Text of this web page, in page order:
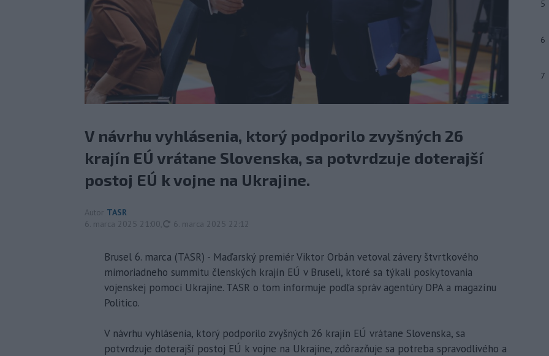
V návrhu vyhlásenia, ktorý podporilo zvyšných 26
krajín EÚ vrátane Slovenska, sa potvrdzuje doterajší
postoj EÚ k vojne na Ukrajine.
Autor TASR
6. marca 2025 21:00
aktualizované
6. marca 2025 22:12
Brusel 6. marca (TASR) - Maďarský premiér Viktor Orbán vetoval závery štvrtkového
mimoriadneho summitu členských krajín EÚ v Bruseli, ktoré sa týkali poskytovania
vojenskej pomoci Ukrajine. TASR o tom informuje podľa správ agentúry DPA a magazínu
Politico.
V návrhu vyhlásenia, ktorý podporilo zvyšných 26 krajín EÚ vrátane Slovenska, sa
potvrdzuje doterajší postoj EÚ k vojne na Ukrajine, zdôrazňuje sa potreba spravodlivého a
5
6
7